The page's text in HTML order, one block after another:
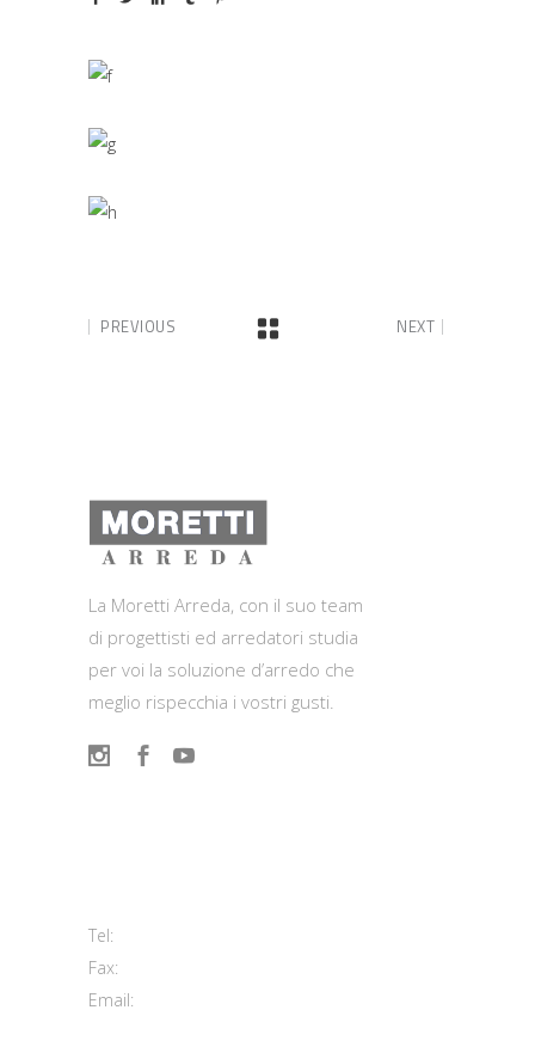
PREVIOUS NEXT
La Moretti Arreda, con il suo team
di progettisti ed arredatori studia
per voi la soluzione d’arredo che
meglio rispecchia i vostri gusti.
Tel:
Fax:
Email: